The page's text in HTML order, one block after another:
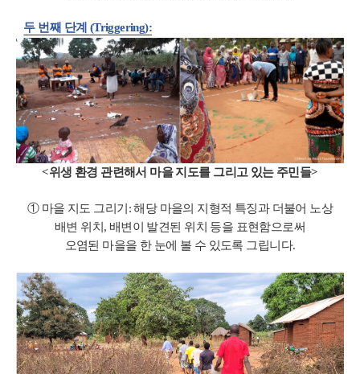
두 번째 단계 (Triggering):
<위생 환경 관련해서 마을 지도를 그리고 있는 주민들>
① 마을 지도 그리기: 해당 마을의 지형적 특징과 더불어 노상
배변 위치, 배변이 발견된 위치 등을 표현함으로써
오염된 마을을 한 눈에 볼 수 있도록 그립니다.